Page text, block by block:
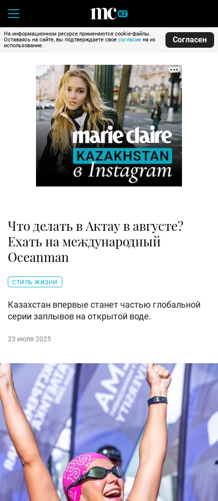
На информационном ресурсе применяются cookie-файлы.
Оставаясь на сайте, вы подтверждаете свое согласие на их
использование.
Согласен
Что делать в Актау в августе?
Ехать на международный
Oceanman
СТИЛЬ ЖИЗНИ
Казахстан впервые станет частью глобальной
серии заплывов на открытой воде.
23 июля 2025